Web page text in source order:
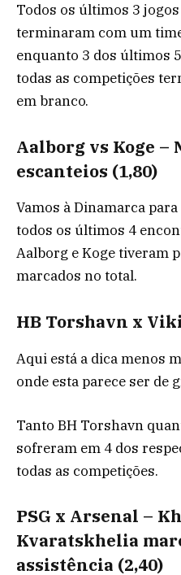
Todos os últimos 3
terminaram com um
enquanto 3 dos últimos
todas as competições
em branco.
Aalborg vs Koge –
escanteios (1,80)
Vamos à Dinamarca
todos os últimos 4
Aalborg e Koge tiveram
marcados no total.
HB Torshavn x
Aqui está a dica menos
onde esta parece ser de
Tanto BH Torshavn
sofreram em 4 dos
todas as competições.
PSG x Arsenal –
Kvaratskhelia
assistência (2,40)